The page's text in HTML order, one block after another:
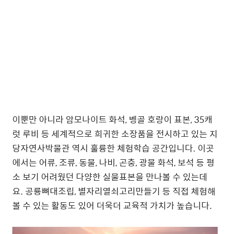
이뿐만 아니라 암모나이트 화석, 벵골 호랑이 표본, 35캐
럿 루비 등 세계적으로 희귀한 소장품을 전시하고 있는 지
당자연사박물관 역시 훌륭한 체험학습 공간입니다. 이곳
에서는 어류, 조류, 동물, 나비, 곤충, 광물 화석, 보석 등 평
소 보기 어려웠던 다양한 실물표본을 만나볼 수 있는데
요. 공룡뼈대조립, 별자리열쇠고리만들기 등 직접 체험해
볼 수 있는 활동도 있어 더욱더 교육적 가치가 높습니다.